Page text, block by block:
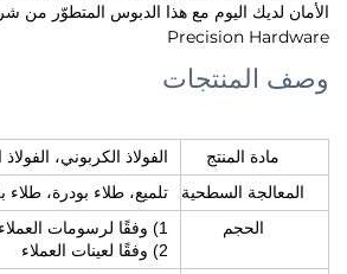
Precision Hardware
وصف المنتجات
مادة المنتج الفولاذ الكربوني، الفولاذ
المعالجة السطحية
تلميع، طلاء بودرة، طلاء
الحجم